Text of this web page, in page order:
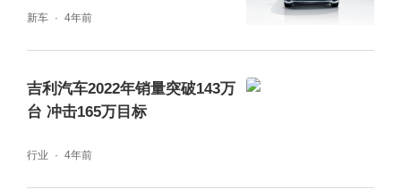
新车 4年前
吉利汽车2022年销量突破143万
台 冲击165万目标
行业 4年前